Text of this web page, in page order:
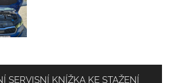
SERVISNÍ KNÍŽKA KE STAŽENÍ